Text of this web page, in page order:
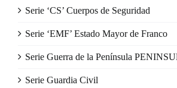
Serie ‘CS’ Cuerpos de Seguridad
Serie ‘EMF’ Estado Mayor de Franco
Serie Guerra de la Península
Serie Guardia Civil